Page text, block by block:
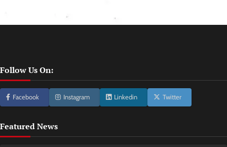
Follow Us On:
Facebook Instagram Linkedin Twitter
Featured News